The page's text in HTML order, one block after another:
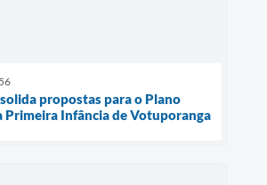
propostas para o Plano
Primeira Infância de Votuporanga